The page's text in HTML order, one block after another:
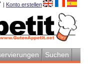
| Konto erstellen
Suchen